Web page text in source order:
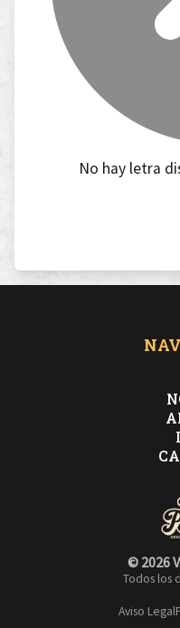
No hay letra
© 2026
Todos los
Aviso Legal